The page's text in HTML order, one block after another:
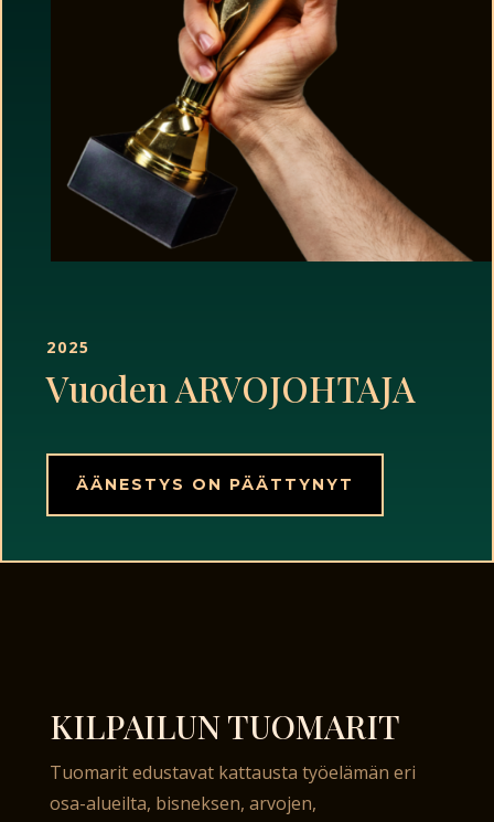
2025
Vuoden ARVOJOHTAJA
ÄÄNESTYS ON PÄÄTTYNYT
KILPAILUN TUOMARIT
Tuomarit edustavat kattausta työelämän eri
osa-alueilta, bisneksen, arvojen,